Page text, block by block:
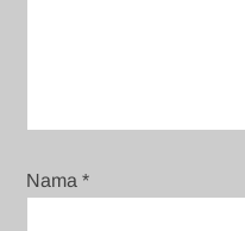
Nama*